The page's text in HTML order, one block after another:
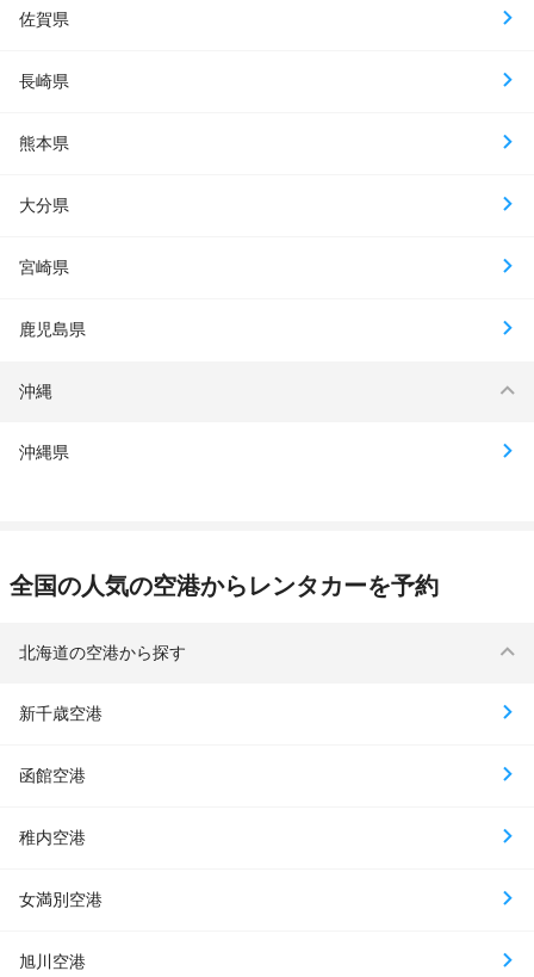
佐賀県
長崎県
熊本県
大分県
宮崎県
鹿児島県
沖縄
沖縄県
全国の人気の空港からレンタカーを予約
北海道の空港から探す
新千歳空港
函館空港
稚内空港
女満別空港
旭川空港